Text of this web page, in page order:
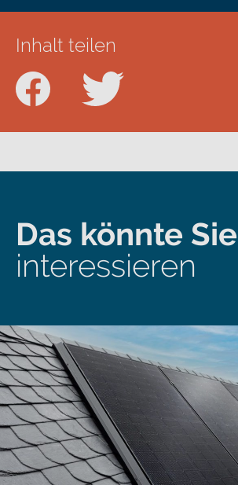
Inhalt teilen
Das könnte Sie
interessieren